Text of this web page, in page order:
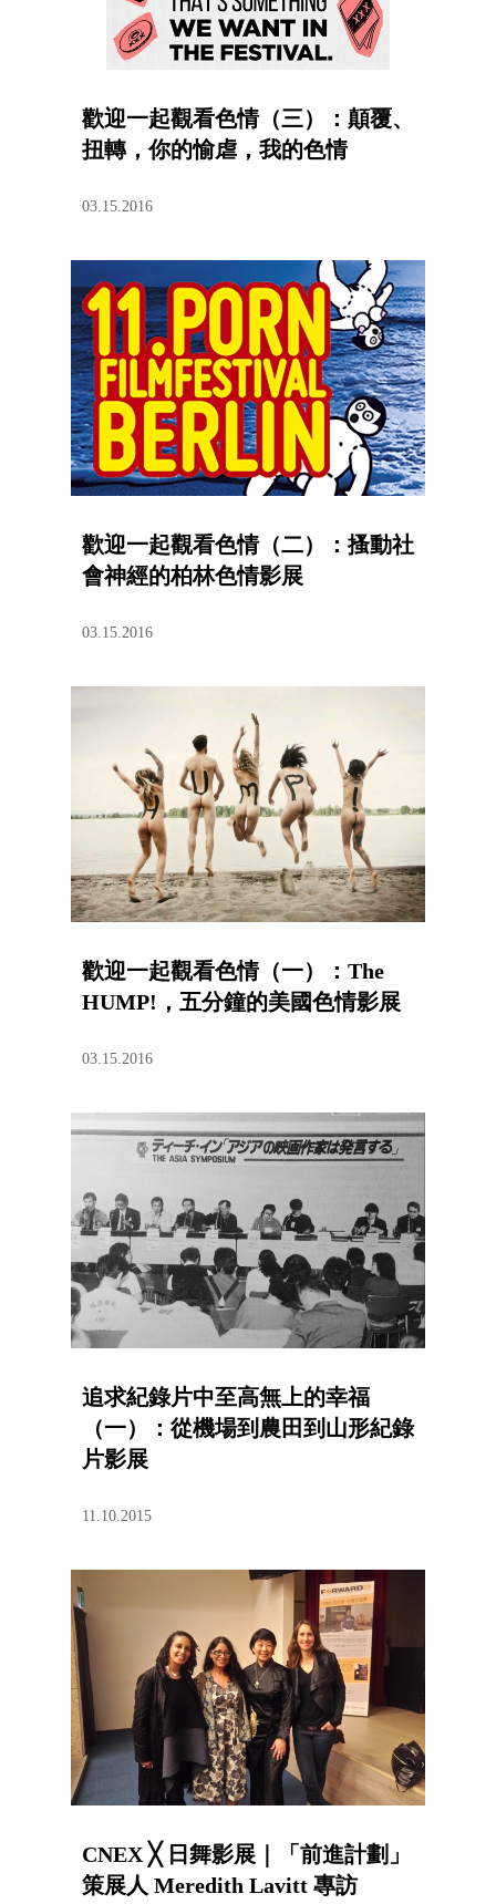
歡迎一起觀看色情（三）：顛覆、
扭轉，你的愉虐，我的色情
03.15.2016
歡迎一起觀看色情（二）：搔動社
會神經的柏林色情影展
03.15.2016
歡迎一起觀看色情（一）：The
HUMP!，五分鐘的美國色情影展
03.15.2016
追求紀錄片中至高無上的幸福
（一）：從機場到農田到山形紀錄
片影展
11.10.2015
CNEX ╳ 日舞影展｜「前進計劃」
策展人 Meredith Lavitt 專訪